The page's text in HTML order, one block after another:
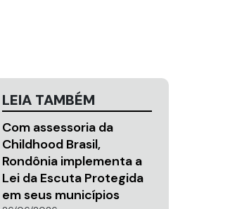
LEIA TAMBÉM
Com assessoria da
Childhood Brasil,
Rondônia implementa a
Lei da Escuta Protegida
em seus municípios